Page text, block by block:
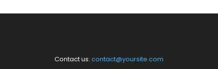
Contact us: contact@yoursite.com